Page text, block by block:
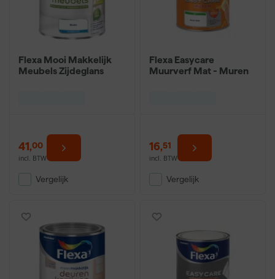
Flexa Mooi Makkelijk
Meubels Zijdeglans
41,00
incl. BTW
Vergelijk
Flexa Easycare
Muurverf Mat - Muren
16,51
incl. BTW
Vergelijk